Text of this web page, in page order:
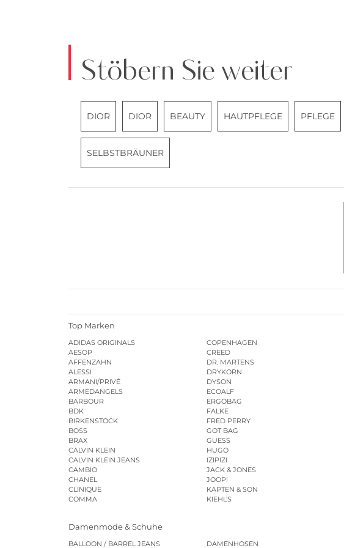
Stöbern Sie weiter
DIOR DIOR BEAUTY HAUTPFLEGE PFLEGE
SELBSTBRÄUNER
Top Marken
ADIDAS ORIGINALS
AESOP
AFFENZAHN
ALESSI
ARMANI/PRIVÉ
ARMEDANGELS
BARBOUR
BDK
BIRKENSTOCK
BOSS
BRAX
CALVIN KLEIN
CALVIN KLEIN JEANS
CAMBIO
CHANEL
CLINIQUE
COMMA
COPENHAGEN
CREED
DR. MARTENS
DRYKORN
DYSON
ECOALF
ERGOBAG
FALKE
FRED PERRY
GOT BAG
GUESS
HUGO
IZIPIZI
JACK & JONES
JOOP!
KAPTEN & SON
KIEHL’S
Damenmode & Schuhe
BALLOON / BARREL JEANS DAMENHOSEN